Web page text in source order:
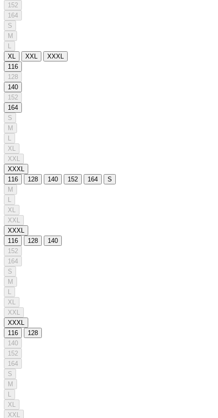
152
164
S
M
L
XL
XXL
XXXL
116
128
140
152
164
S
M
L
XL
XXL
XXXL
116
128 140 152 164
S
M
L
XL
XXL
XXXL
116
128
140
152
164
S
M
L
XL
XXL
XXXL
116
128
140
152
164
S
M
L
XL
XXL